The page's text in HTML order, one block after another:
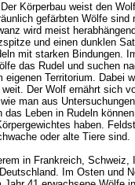
Körperbau weist den
gefärbten Wölfe sind
wird meist
und einen dunklen
mit starken Bindungen.
das Rudel und suchen
Territorium. Dabei
Der Wolf ernährt sich
man aus
Leben in Rudeln
haben.
oder alte Tiere sind.
in Frankreich, Schweiz,
Im Osten und